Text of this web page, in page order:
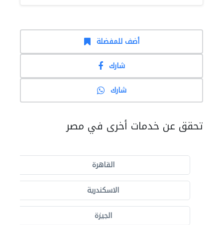
أضف للمفضلة
شارك
شارك
تحقق عن خدمات أخرى في مصر
القاهرة
الاسكندرية
الجيزة